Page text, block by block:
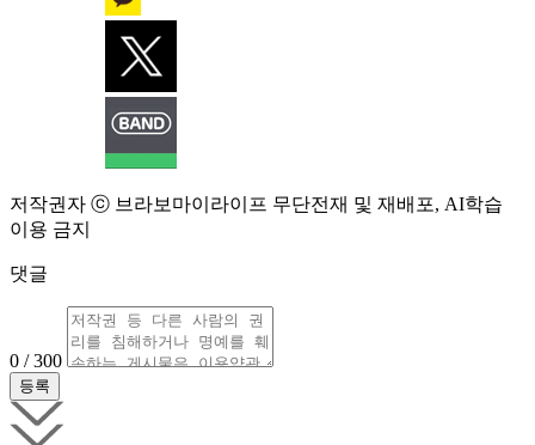
저작권자 ⓒ 브라보마이라이프 무단전재 및 재배포, AI학습
이용 금지
댓글
0 / 300